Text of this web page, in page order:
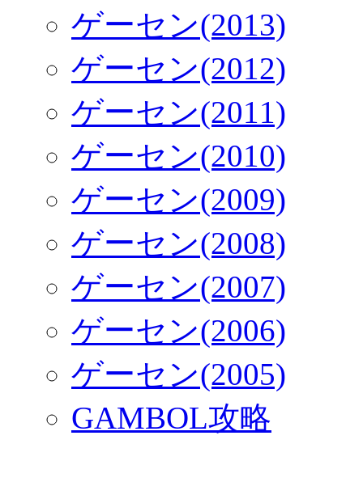
ゲーセン(2013)
ゲーセン(2012)
ゲーセン(2011)
ゲーセン(2010)
ゲーセン(2009)
ゲーセン(2008)
ゲーセン(2007)
ゲーセン(2006)
ゲーセン(2005)
GAMBOL攻略